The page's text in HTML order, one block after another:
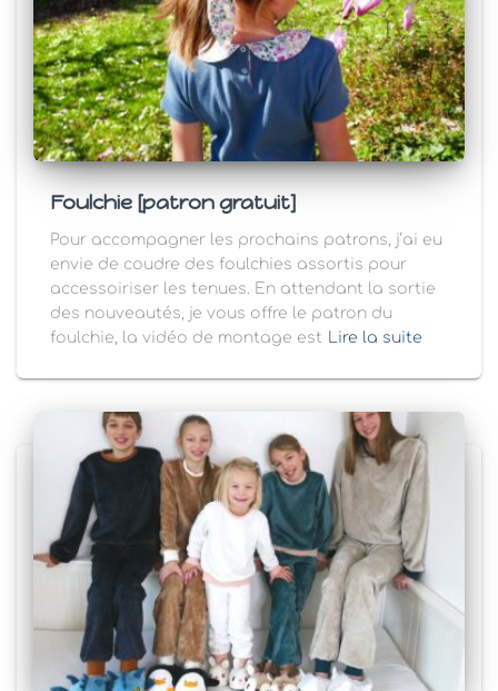
Foulchie [patron gratuit]
Pour accompagner les prochains patrons, j’ai eu
envie de coudre des foulchies assortis pour
accessoiriser les tenues. En attendant la sortie
des nouveautés, je vous offre le patron du
foulchie, la vidéo de montage est Lire la suite